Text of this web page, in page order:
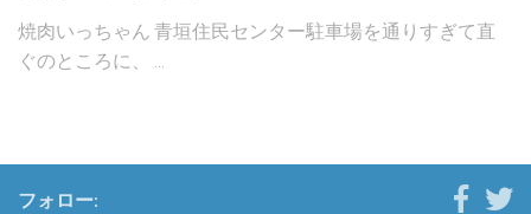
焼肉いっちゃん 青垣住民センター駐車場を通りすぎて直
ぐのところに、 ...
フォロー: